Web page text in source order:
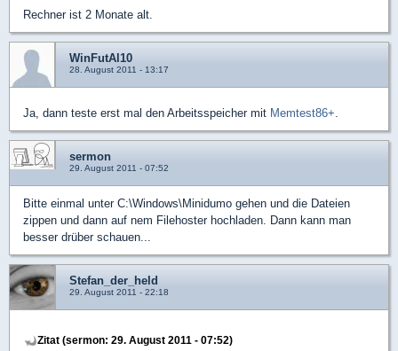
Rechner ist 2 Monate alt.
WinFutAl10
28. August 2011 - 13:17
Ja, dann teste erst mal den Arbeitsspeicher mit Memtest86+
sermon
29. August 2011 - 07:52
Bitte einmal unter C:\Windows\Minidumo gehen und die Dateien
zippen und dann auf nem Filehoster hochladen. Dann kann man
besser drüber schauen...
Stefan_der_held
29. August 2011 - 22:18
Zitat (sermon: 29. August 2011 - 07:52)